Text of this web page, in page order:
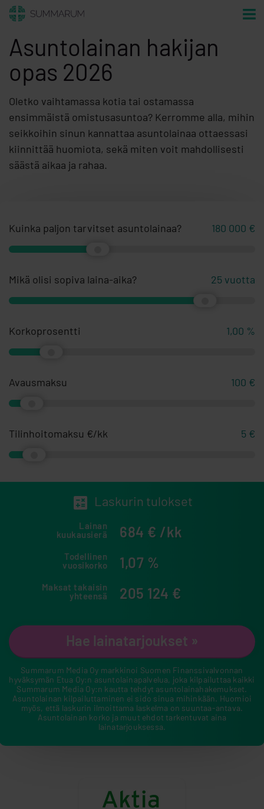
Asuntolainan hakijan
opas 2026
Oletko vaihtamassa kotia tai ostamassa
ensimmäistä omistusasuntoa? Kerromme alla, mihin
seikkoihin sinun kannattaa asuntolainaa ottaessasi
kiinnittää huomiota, sekä miten voit mahdollisesti
säästä aikaa ja rahaa.
Kuinka paljon tarvitset asuntolainaa? 180 000 €
Mikä olisi sopiva laina-aika? 25 vuotta
Korkoprosentti 1,00 %
Avausmaksu 100 €
Tilinhoitomaksu €/kk 5 €
Laskurin tulokset
Lainan
kuukausierä
684 € /kk
Todellinen
vuosikorko
1,07 %
Maksat takaisin
yhteensä
205 124 €
Hae lainatarjoukset »
Summarum Media Oy markkinoi Suomen Finanssivalvonnan
hyväksymän Etua Oy:n asuntolainapalvelua, joka kilpailuttaa kaikki
Summarum Media Oy:n kautta tehdyt asuntolainahakemukset.
Asuntolainan kilpailuttaminen ei sido sinua mihinkään. Huomioi
myös, että laskurin ilmoittama laskelma on suuntaa-antava.
Asuntolainan korko ja muut ehdot tarkentuvat aina
lainatarjouksessa.